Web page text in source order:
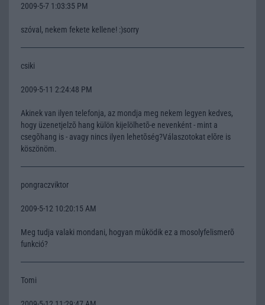
2009-5-7 1:03:35 PM
szóval, nekem fekete kellene! :)sorry
csiki
2009-5-11 2:24:48 PM
Akinek van ilyen telefonja, az mondja meg nekem legyen kedves,
hogy üzenetjelzõ hang külön kijelölhetõ-e nevenként - mint a
csegõhang is - avagy nincs ilyen lehetõség?Válaszotokat elõre is
köszönöm.
pongraczviktor
2009-5-12 10:20:15 AM
Meg tudja valaki mondani, hogyan mûködik ez a mosolyfelismerõ
funkció?
Tomi